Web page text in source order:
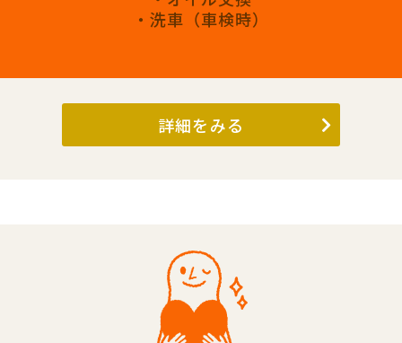
・洗車（車検時）
詳細をみる